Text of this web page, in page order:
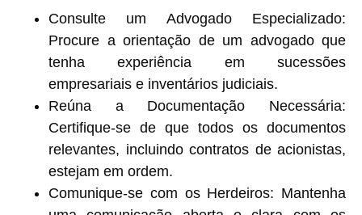
Consulte um Advogado Especializado:
Procure a orientação de um advogado que
tenha experiência em sucessões
empresariais e inventários judiciais.
Reúna a Documentação Necessária:
Certifique-se de que todos os documentos
relevantes, incluindo contratos de acionistas,
estejam em ordem.
Comunique-se com os Herdeiros: Mantenha